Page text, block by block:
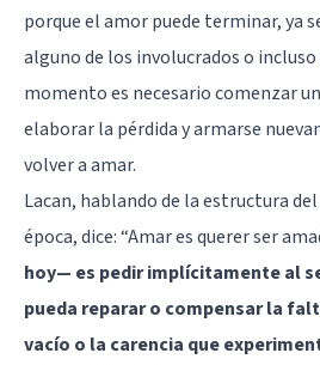
porque el amor puede terminar, ya
alguno de los involucrados o
momento es necesario comenzar
elaborar la pérdida y armarse
volver a amar.
Lacan, hablando de la estructura
época, dice: “Amar es querer ser
hoy— es pedir implícitamente al
pueda reparar o compensar la
vacío o la carencia que